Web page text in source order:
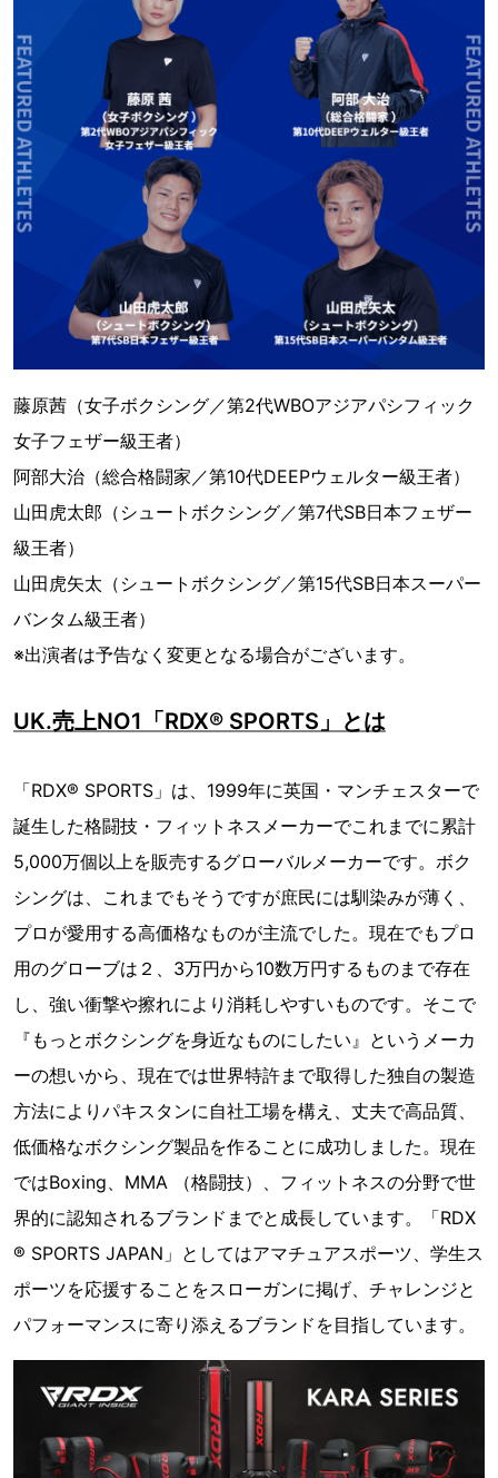
藤原茜（女子ボクシング／第2代WBOアジアパシフィック
女子フェザー級王者）
阿部大治（総合格闘家／第10代DEEPウェルター級王者）
山田虎太郎（シュートボクシング／第7代SB日本フェザー
級王者）
山田虎矢太（シュートボクシング／第15代SB日本スーパー
バンタム級王者）
※出演者は予告なく変更となる場合がございます。
UK.売上NO1「RDX® SPORTS」とは
「RDX® SPORTS」は、1999年に英国・マンチェスターで
誕生した格闘技・フィットネスメーカーでこれまでに累計
5,000万個以上を販売するグローバルメーカーです。ボク
シングは、これまでもそうですが庶民には馴染みが薄く、
プロが愛用する高価格なものが主流でした。現在でもプロ
用のグローブは２、3万円から10数万円するものまで存在
し、強い衝撃や擦れにより消耗しやすいものです。そこで
『もっとボクシングを身近なものにしたい』というメーカ
ーの想いから、現在では世界特許まで取得した独自の製造
方法によりパキスタンに自社工場を構え、丈夫で高品質、
低価格なボクシング製品を作ることに成功しました。現在
ではBoxing、MMA （格闘技）、フィットネスの分野で世
界的に認知されるブランドまでと成長しています。「RDX
® SPORTS JAPAN」としてはアマチュアスポーツ、学生ス
ポーツを応援することをスローガンに掲げ、チャレンジと
パフォーマンスに寄り添えるブランドを目指しています。